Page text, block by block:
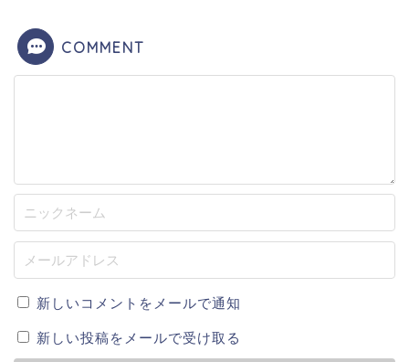
COMMENT
新しいコメントをメールで通知
新しい投稿をメールで受け取る